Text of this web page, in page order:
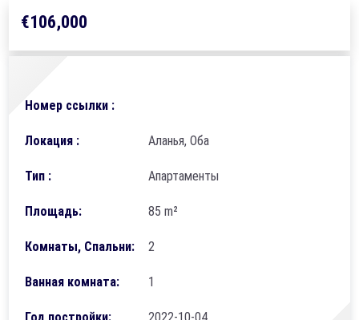
€106,000
Номер ссылки :
Локация : Аланья, Оба
Тип : Апартаменты
Площадь: 85 m²
Комнаты, Спальни: 2
Ванная комната: 1